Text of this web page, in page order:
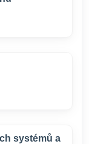
systémů a